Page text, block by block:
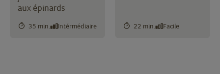
aux épinards
35 min. Intérmédiaire 22 min. Facile